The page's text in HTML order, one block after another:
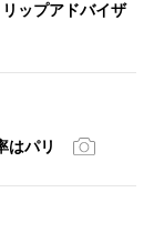
ップアドバイザ
はパリ